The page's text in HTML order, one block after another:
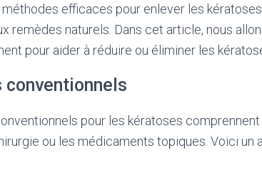
efficaces pour enlever les
remèdes naturels. Dans cet article, nous
pour aider à réduire ou éliminer les
pour les kératoses
ou les médicaments topiques. Voici un